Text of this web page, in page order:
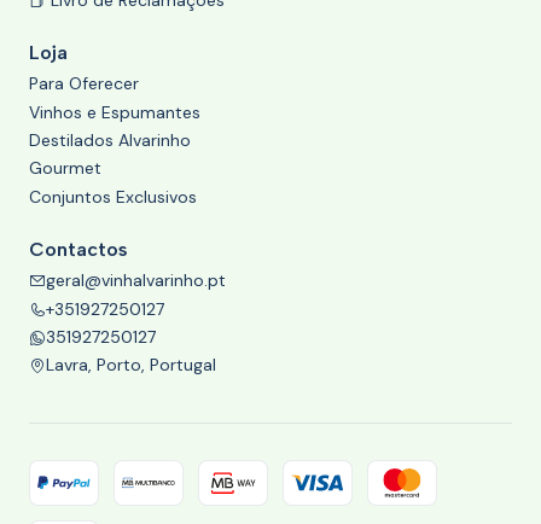
Loja
Para Oferecer
Vinhos e Espumantes
Destilados Alvarinho
Gourmet
Conjuntos Exclusivos
Contactos
geral@vinhalvarinho.pt
+351927250127
351927250127
Lavra, Porto, Portugal